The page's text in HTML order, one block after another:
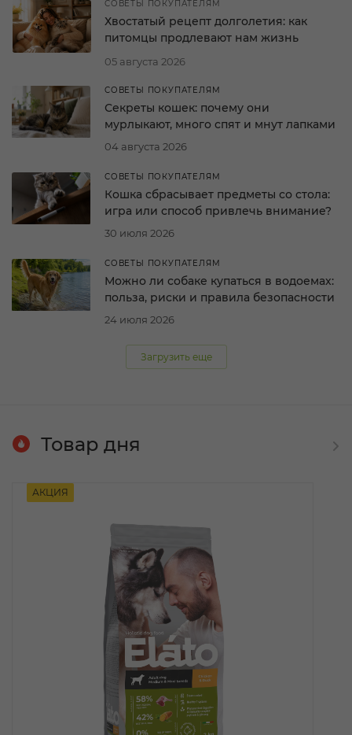
СОВЕТЫ ПОКУПАТЕЛЯМ
05 августа 2026
Хвостатый рецепт долголетия: как
питомцы продлевают нам жизнь
СОВЕТЫ ПОКУПАТЕЛЯМ
04 августа 2026
Секреты кошек: почему они
мурлыкают, много спят и мнут лапками
СОВЕТЫ ПОКУПАТЕЛЯМ
30 июля 2026
Кошка сбрасывает предметы со стола:
игра или способ привлечь внимание?
СОВЕТЫ ПОКУПАТЕЛЯМ
24 июля 2026
Можно ли собаке купаться в водоемах:
польза, риски и правила безопасности
Загрузить еще
Товар дня
АКЦИЯ